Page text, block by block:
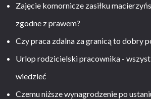
Zajęcie komornicze zasiłku
zgodne z prawem?
Czy praca zdalna za granicą to dobry
Urlop rodzicielski pracownika -
wiedzieć
Czemu niższe wynagrodzenie po